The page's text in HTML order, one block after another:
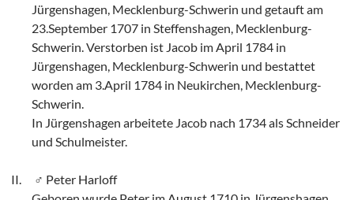
Jürgenshagen, Mecklenburg-Schwerin und getauft am
23.September 1707 in Steffenshagen, Mecklenburg-
Schwerin. Verstorben ist Jacob im April 1784 in
Jürgenshagen, Mecklenburg-Schwerin und bestattet
worden am 3.April 1784 in Neukirchen, Mecklenburg-
Schwerin.
In Jürgenshagen arbeitete Jacob nach 1734 als Schneider
und Schulmeister.
Peter Harloff